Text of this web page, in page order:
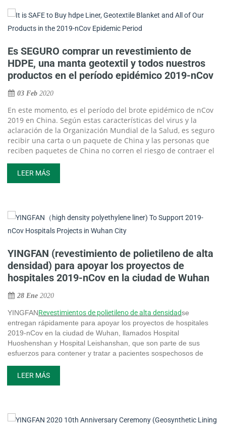
funcionarios del gobierno local, vino a tener una entrevista con
nuestro director general, el Sr. Heyong y nuestro personal
relevante el 12 de febrero de 2020.
Es SEGURO comprar un revestimiento de
HDPE, una manta geotextil y todos nuestros
productos en el período epidémico 2019-nCov
03 Feb 2020
En este momento, es el período del brote epidémico de nCov
2019 en China. Según estas características del virus y la
aclaración de la Organización Mundial de la Salud, es seguro
recibir una carta o un paquete de China y las personas que
reciben paquetes de China no corren el riesgo de contraer el
sobreviven mucho tiempo en objetos, como cartas o
paquetes.
LEER MÁS
YINGFAN (revestimiento de polietileno de alta
densidad) para apoyar los proyectos de
hospitales 2019-nCov en la ciudad de Wuhan
28 Ene 2020
YINGFANRevestimientos de polietileno de alta densidadse
entregan rápidamente para apoyar los proyectos de hospitales
2019-nCov en la ciudad de Wuhan, llamados Hospital
Huoshenshan y Hospital Leishanshan, que son parte de sus
esfuerzos para contener y tratar a pacientes sospechosos de
continental y algunos países extranjeros, desde principios de
diciembre de 2020.
LEER MÁS